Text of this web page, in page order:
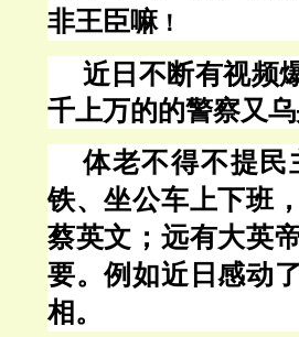
非王臣嘛！
近日不断有视频
千上万的的警察又
体老不得不提民
铁、坐公车上下班
蔡英文；远有大英
要。例如近日感动
相。